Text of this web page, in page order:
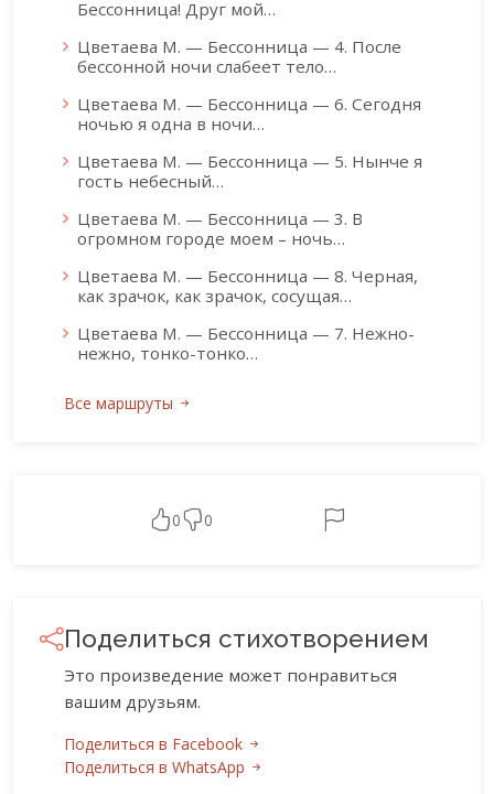
Бессонница! Друг мой…
Цветаева М. — Бессонница — 4. После
бессонной ночи слабеет тело…
Цветаева М. — Бессонница — 6. Сегодня
ночью я одна в ночи…
Цветаева М. — Бессонница — 5. Нынче я
гость небесный…
Цветаева М. — Бессонница — 3. В
огромном городе моем – ночь…
Цветаева М. — Бессонница — 8. Черная,
как зрачок, как зрачок, сосущая…
Цветаева М. — Бессонница — 7. Нежно-
нежно, тонко-тонко…
Все маршруты
0 0
Поделиться стихотворением
Это произведение может понравиться
вашим друзьям.
Поделиться в Facebook
Поделиться в WhatsApp